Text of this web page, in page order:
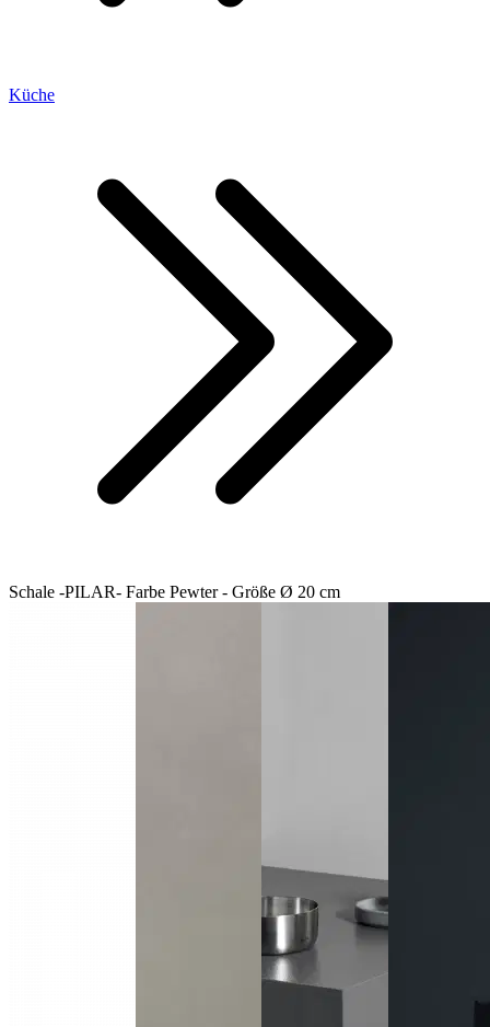
Küche
Schale -PILAR- Farbe Pewter - Größe Ø 20 cm